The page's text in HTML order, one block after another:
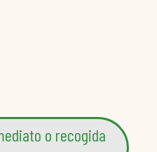
o recogida